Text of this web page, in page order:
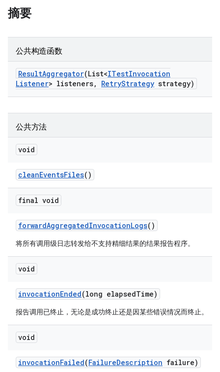
摘要
公共构造函数
ResultAggregator(List<ITestInvocation
Listener> listeners, RetryStrategy strategy)
公共方法
void
cleanEventsFiles()
final void
forwardAggregatedInvocationLogs()
将所有调用级日志转发给不支持精细结果的结果报告程序。
void
invocationEnded(long elapsedTime)
报告调用已终止，无论是成功终止还是因某些错误情况而终止。
void
invocationFailed(FailureDescription failure)